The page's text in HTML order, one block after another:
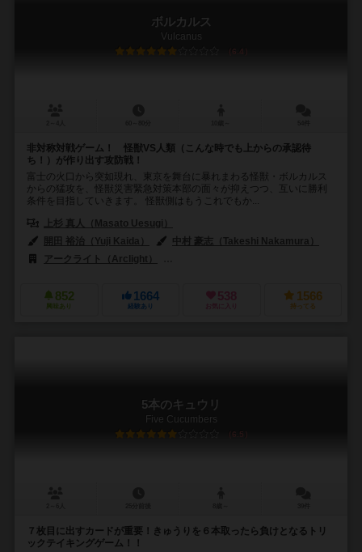
ボルカルス
Vulcanus
6.4
非対称対戦ゲーム！ 怪獣VS人類（こんな時でも上からの承認待
ち！）が作り出す攻防戦！
富士の火口から突如現れ、東京を舞台に暴れまわる怪獣・ボルカルス
からの猛攻を、怪獣災害緊急対策本部の面々が抑えつつ、互いに勝利
条件を目指していきます。 怪獣側はもうこれでもか...
上杉 真人（Masato Uesugi）
開田 裕治（Yuji Kaida）
中村 豪志（Takeshi Nakamura）
アークライト（Arclight）
852
興味あり
1664
経験あり
538
お気に入り
1566
持ってる
5本のキュウリ
Five Cucumbers
6.5
７枚目に出すカードが重要！きゅうりを６本取ったら負けとなるトリ
ックテイキングゲーム！！